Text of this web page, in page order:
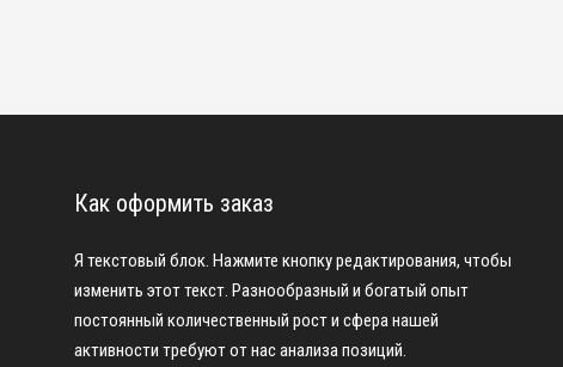
Как оформить заказ
Я текстовый блок. Нажмите кнопку редактирования, чтобы
изменить этот текст. Разнообразный и богатый опыт
постоянный количественный рост и сфера нашей
активности требуют от нас анализа позиций.